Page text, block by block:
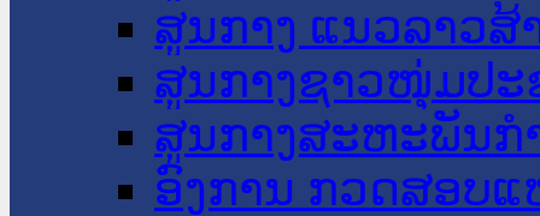
ສູນກາງ ແນວລາວສ້
ສູນກາງຊາວໜຸ່ມປະ
ສູນກາງສະຫະພັນກ
ອົງການ ກວດສອບແ